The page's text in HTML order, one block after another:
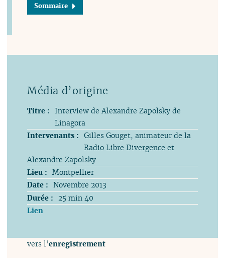
Sommaire
Titre : Interview de Alexandre Zapolsky de
Linagora
Intervenants : Gilles Gouget, animateur de la
Radio Libre Divergence et
Alexandre Zapolsky
Lieu : Montpellier
Date : Novembre 2013
Durée :
25 min 40
Lien
vers l’enregistrement